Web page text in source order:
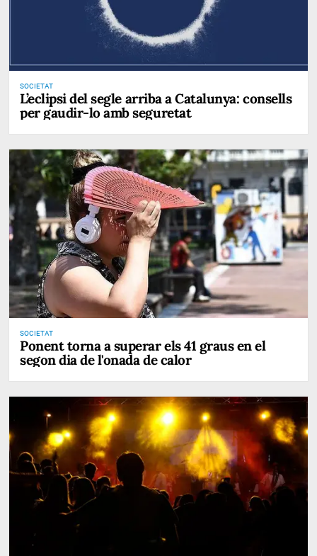
SOCIETAT
L’eclipsi del segle arriba a Catalunya: consells
per gaudir-lo amb seguretat
SOCIETAT
Ponent torna a superar els 41 graus en el
segon dia de l'onada de calor